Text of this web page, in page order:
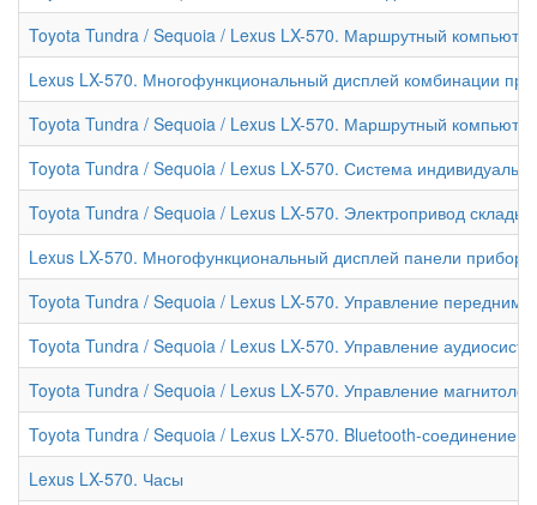
Toyota Tundra / Sequoia / Lexus LX-570. Маршрутный компьютер
Lexus LX-570. Многофункциональный дисплей комбинации
Toyota Tundra / Sequoia / Lexus LX-570. Маршрутный компьютер
Toyota Tundra / Sequoia / Lexus LX-570. Система
Toyota Tundra / Sequoia / Lexus LX-570. Электропривод
Lexus LX-570. Многофункциональный дисплей панели
Toyota Tundra / Sequoia / Lexus LX-570. Управление передним
Toyota Tundra / Sequoia / Lexus LX-570. Управление
Toyota Tundra / Sequoia / Lexus LX-570. Управление
Toyota Tundra / Sequoia / Lexus LX-570. Bluetooth-соединение
Lexus LX-570. Часы